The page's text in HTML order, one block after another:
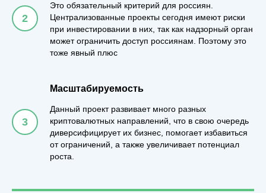
Это обязательный критерий для россиян.
Централизованные проекты сегодня имеют риски
при инвестировании в них, так как надзорный орган
может ограничить доступ россиянам. Поэтому это
тоже явный плюс
Масштабируемость
Данный проект развивает много разных
криптовалютных направлений, что в свою очередь
диверсифицирует их бизнес, помогает избавиться
от ограничений, а также увеличивает потенциал
роста.